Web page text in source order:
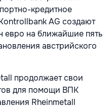
кредитное
AG создают
евро на ближайшие пять
австрийского
продолжает свои
для помощи ВПК
Rheinmetall